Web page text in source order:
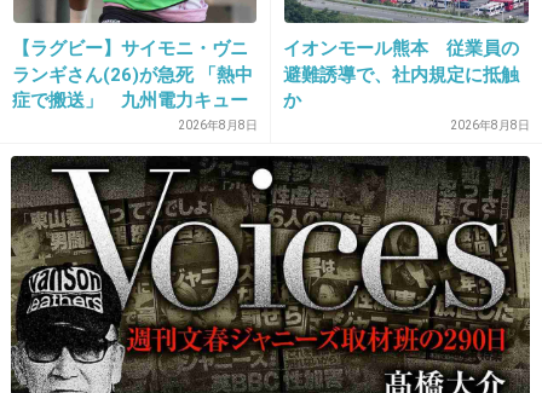
25. 匿名 2014/05/07(水) 20:53:10
ほっぺにしてる写真ならあったぞｗ
出典：stat.ameba.jp
出典：encrypted-tbn0.gstatic.com
+180 -8
【ラグビー】サイモニ・ヴニ
ランギさん(26)が急死 「熱中
症で搬送」 九州電力キュー
デンヴォルテクスで練習中
2026年8月8日
イオンモール熊本 従業員の
避難誘導で、社内規定に抵触
か
2026年8月8日